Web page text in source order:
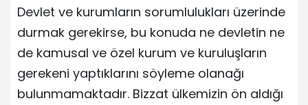
Devlet ve kurumların sorumlulukları üzerinde
durmak gerekirse, bu konuda ne devletin ne
de kamusal ve özel kurum ve kuruluşların
gerekeni yaptıklarını söyleme olanağı
bulunmamaktadır. Bizzat ülkemizin ön aldığı